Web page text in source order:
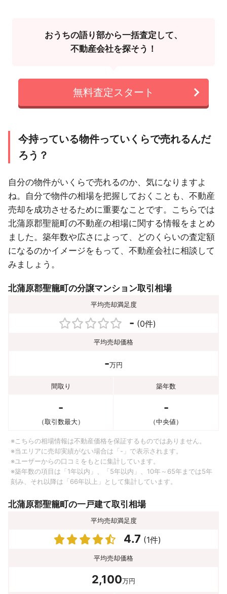
おうちの語り部から一括査定して、
不動産会社を探そう！
無料査定スタート
今持っている物件っていくらで売れるんだ
ろう？
自分の物件がいくらで売れるのか、気になりますよ
ね。自分で物件の相場を把握しておくことも、不動産
売却を成功させるために重要なことです。こちらでは
北蒲原郡聖籠町の不動産の相場に関する情報をまとめ
ました。築年数や広さによって、どのくらいの査定額
になるのかイメージをもって、不動産会社に相談して
みましょう。
北蒲原郡聖籠町の分譲マンション取引相場
平均売却満足度
- (0件)
平均売却価格
-万円
間取り 築年数
-
（取引数最大）
-
（中央値）
※こちらの相場情報は不動産価格を保証するものではありません。
※当エリアに売却実績がない場合は「-」で表示されます。
※ユーザーからの口コミをもとに集計しています。
※築年数の項目は「1年以内」、「5年以内」、10年～65年までは5年
刻み、それ以降は「66年以上」として集計しています。
北蒲原郡聖籠町の一戸建て取引相場
平均売却満足度
4.7 (1件)
平均売却価格
2,100万円